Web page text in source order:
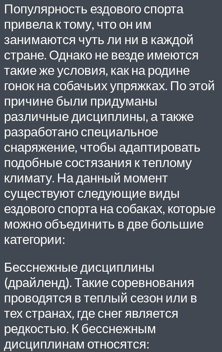
Популярность ездового спорта
привела к тому, что он им
занимаются чуть ли ни в каждой
стране. Однако не везде имеются
такие же условия, как на родине
гонок на собачьих упряжках. По этой
причине были придуманы
различные дисциплины, а также
разработано специальное
снаряжение, чтобы адаптировать
подобные состязания к теплому
климату. На данный момент
существуют следующие виды
ездового спорта на собаках, которые
можно объединить в две большие
категории:
Бесснежные дисциплины
(драйленд). Такие соревнования
проводятся в теплый сезон или в
тех странах, где снег является
редкостью. К бесснежным
дисциплинам относятся: